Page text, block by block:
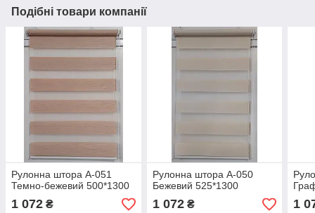
Подібні товари компанії
Рулонна штора А-051
Темно-бежевий 500*1300
1 072 ₴
Рулонна штора А-050
Бежевий 525*1300
1 072₴ 1